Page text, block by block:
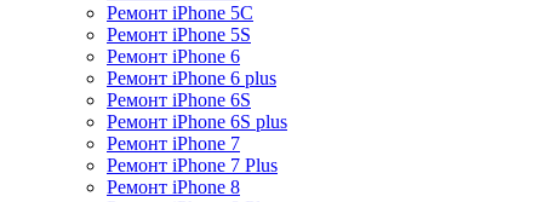
Ремонт iPhone 5C
Ремонт iPhone 5S
Ремонт iPhone 6
Ремонт iPhone 6 plus
Ремонт iPhone 6S
Ремонт iPhone 6S plus
Ремонт iPhone 7
Ремонт iPhone 7 Plus
Ремонт iPhone 8